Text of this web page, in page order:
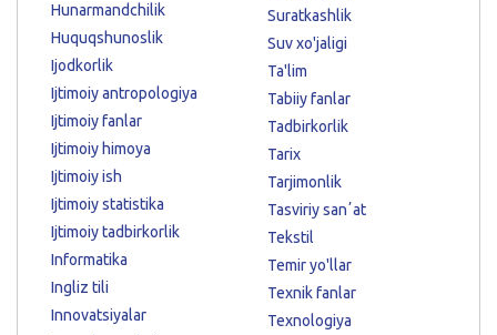
Hunarmandchilik
Huquqshunoslik
Ijodkorlik
Ijtimoiy antropologiya
Ijtimoiy fanlar
Ijtimoiy himoya
Ijtimoiy ish
Ijtimoiy statistika
Ijtimoiy tadbirkorlik
Informatika
Ingliz tili
Innovatsiyalar
Suratkashlik
Suv xo'jaligi
Ta'lim
Tabiiy fanlar
Tadbirkorlik
Tarix
Tarjimonlik
Tasviriy sanʼat
Tekstil
Temir yo'llar
Texnik fanlar
Texnologiya